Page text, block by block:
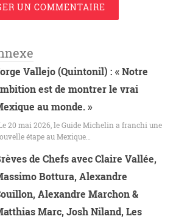
UN COMMENTAIRE
Vallejo (Quintonil) : « Notre
est de montrer le vrai
au monde. »
20 mai 2026, le Guide Michelin a franchi une
étape au Mexique…
de Chefs avec Claire Vallée,
Bottura, Alexandre
Alexandre Marchon &
Marc, Josh Niland, Les